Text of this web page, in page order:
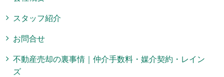
スタッフ紹介
お問合せ
不動産売却の裏事情｜仲介手数料・媒介契約・レイン
ズ